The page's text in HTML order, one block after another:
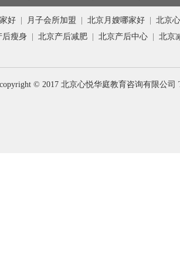
好 月子会所加盟 北京月嫂哪家好
北京
后瘦身 北京产后减肥 北京产后中心
北京
copyright © 2017 北京心悦华庭教育咨询有限公司